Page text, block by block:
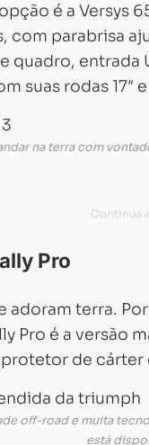
é a Versys
parabrisa
quadro, entrada
suas rodas
na terra com
Pro
adoram terra.
Pro é a versão
protetor de
off-road e muita
está